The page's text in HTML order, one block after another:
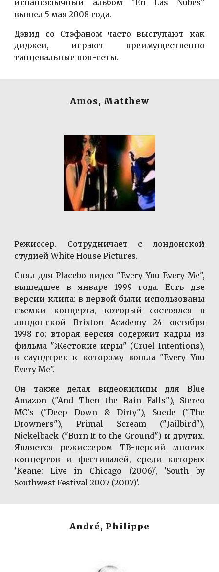
испаноязычный альбом "En Las Nubes"
вышел 5 мая 2008 года.
Дэвид со Стэфаном часто выступают как
диджеи, играют преимущественно
танцевальные поп-сеты.
Amos, Matthew
Режиссер. Сотрудничает с лондонской
студией White House Pictures.
Снял для Placebo видео "Every You Every Me",
вышедшее в январе 1999 года. Есть две
версии клипа: в первой были использованы
съемки концерта, который состоялся в
лондонской Brixton Academy 24 октября
1998-го; вторая версия содержит кадры из
фильма "Жестокие игры" (Cruel Intentions),
в саундтрек к которому вошла "Every You
Every Me".
Он также делал видеокилипы для Blue
Amazon ("And Then the Rain Falls"), Stereo
MC's ("Deep Down & Dirty"), Suede ("The
Drowners"), Primal Scream ("Jailbird"),
Nickelback ("Burn It to the Ground") и других.
Является режиссером ТВ-версий многих
концертов и фестивалей, среди которых
'Keane: Live in Chicago (2006)', 'South by
Southwest Festival 2007 (2007)'.
André, Philippe